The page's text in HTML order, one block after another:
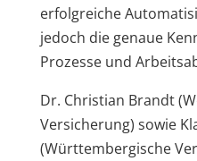
erfolgreiche
jedoch die genaue
Prozesse und
Dr. Christian Brandt
Versicherung) sowie
(Württembergische